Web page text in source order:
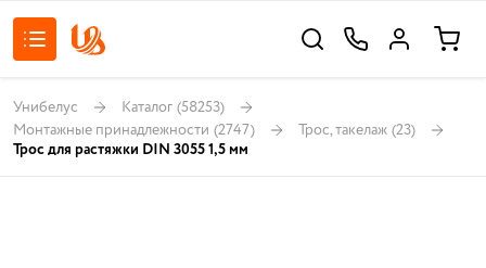
Унибелус Каталог (58253)
Монтажные принадлежности (2747) Трос, такелаж (23)
Трос для растяжки DIN 3055 1,5 мм